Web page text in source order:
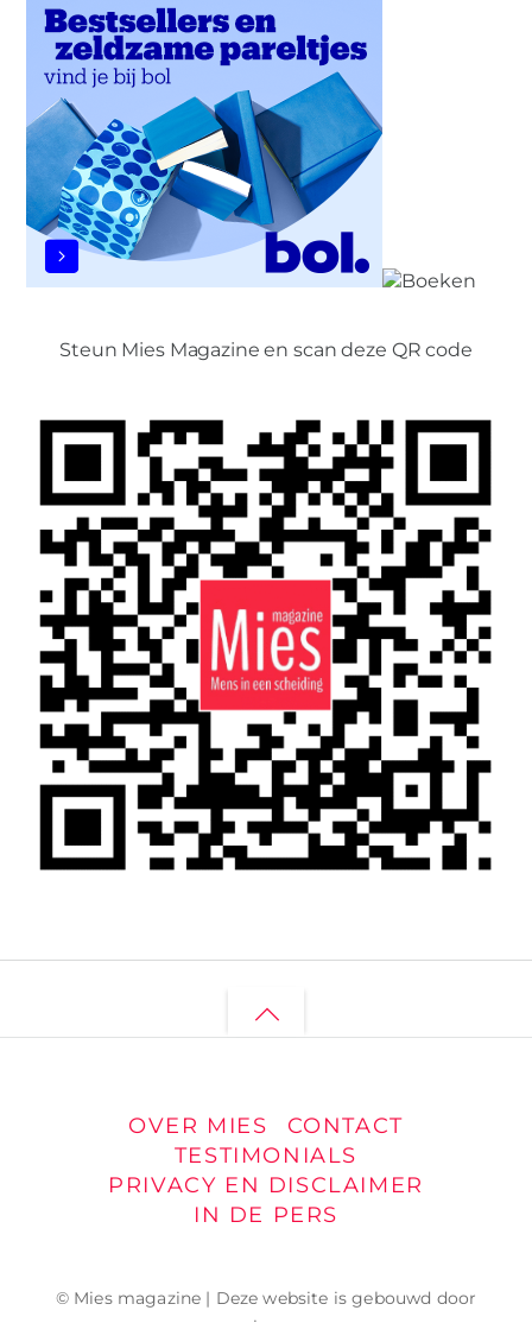
Steun Mies Magazine en scan deze QR code
Back
OVER MIES
CONTACT
TESTIMONIALS
PRIVACY EN DISCLAIMER
IN DE PERS
© Mies magazine | Deze website is gebouwd door